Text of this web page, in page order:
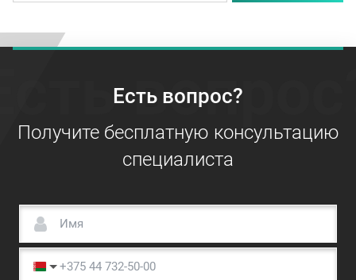
Есть вопрос?
Получите бесплатную консультацию
специалиста